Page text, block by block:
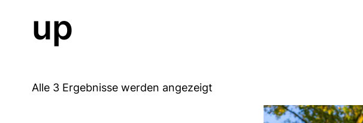
up
Alle 3 Ergebnisse werden angezeigt